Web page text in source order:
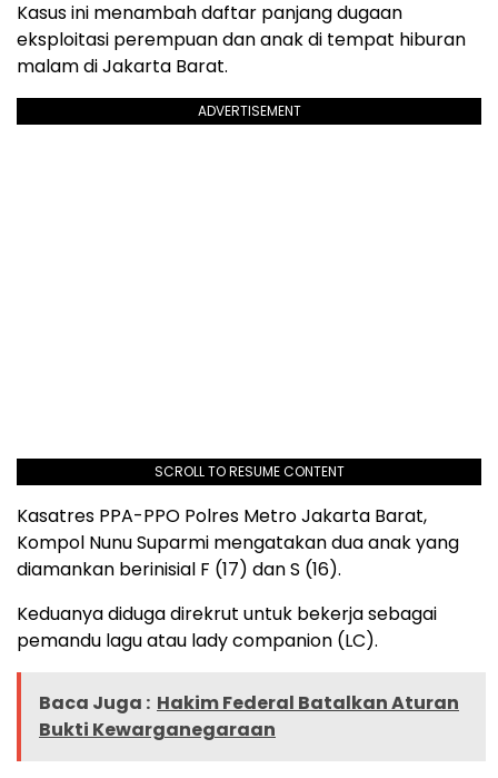
Kasus ini menambah daftar panjang dugaan
eksploitasi perempuan dan anak di tempat hiburan
malam di Jakarta Barat.
ADVERTISEMENT
SCROLL TO RESUME CONTENT
Kasatres PPA-PPO Polres Metro Jakarta Barat,
Kompol Nunu Suparmi mengatakan dua anak yang
diamankan berinisial F (17) dan S (16).
Keduanya diduga direkrut untuk bekerja sebagai
pemandu lagu atau lady companion (LC).
Baca Juga : Hakim Federal Batalkan Aturan
Bukti Kewarganegaraan